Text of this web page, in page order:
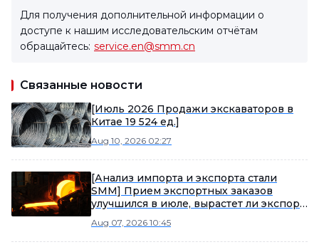
Для получения дополнительной информации о
доступе к нашим исследовательским отчётам
обращайтесь: service.en@smm.cn
Связанные новости
[Июль 2026 Продажи экскаваторов в
Китае 19 524 ед.]
Aug 10, 2026 02:27
[Анализ импорта и экспорта стали
SMM] Прием экспортных заказов
улучшился в июле, вырастет ли экспорт
Aug 07, 2026 10:45